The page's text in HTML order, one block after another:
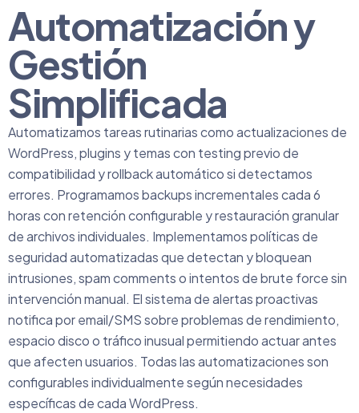
Automatización y
Gestión
Simplificada
Automatizamos tareas rutinarias como actualizaciones de
WordPress, plugins y temas con testing previo de
compatibilidad y rollback automático si detectamos
errores. Programamos backups incrementales cada 6
horas con retención configurable y restauración granular
de archivos individuales. Implementamos políticas de
seguridad automatizadas que detectan y bloquean
intrusiones, spam comments o intentos de brute force sin
intervención manual. El sistema de alertas proactivas
notifica por email/SMS sobre problemas de rendimiento,
espacio disco o tráfico inusual permitiendo actuar antes
que afecten usuarios. Todas las automatizaciones son
configurables individualmente según necesidades
específicas de cada WordPress.